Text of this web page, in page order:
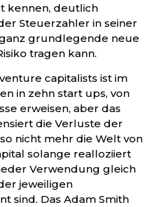
kennen, deutlich
Steuerzahler in seiner
grundlegende neue
tragen kann.
capitalists ist im
in zehn start ups, von
erweisen, aber das
die Verluste der
nicht mehr die Welt von
solange realloziiert
Verwendung gleich
jeweiligen
sind. Das Adam Smith